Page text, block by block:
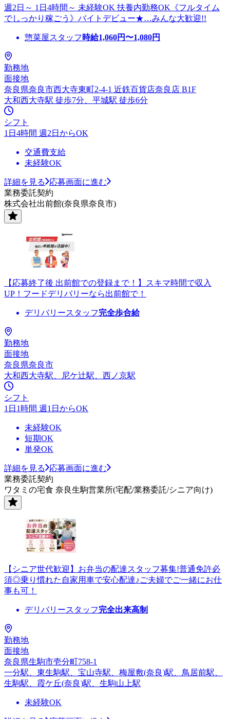
週2日～ 1日4時間～ 未経験OK 扶養内勤務OK《フルタイム
でしっかり稼ごう》バイトデビュー★…みんな大歓迎!!
惣菜屋スタッフ 時給1,060円〜1,080円
勤務地
面接地
奈良県奈良市西大寺東町2-4-1 近鉄百貨店奈良店 B1F
大和西大寺駅 徒歩7分、平城駅 徒歩6分
シフト
1日4時間 週2日からOK
交通費支給
未経験OK
詳細を見る
応募画面に進む
業務委託契約
株式会社出前館(奈良県奈良市)
【応募終了後 出前館での登録まで！】スキマ時間で収入
UP！フードデリバリーなら出前館で！
デリバリースタッフ完全歩合給
勤務地
面接地
奈良県奈良市
大和西大寺駅、尼ケ辻駅、西ノ京駅
シフト
1日1時間 週1日からOK
未経験OK
短期OK
単発OK
詳細を見る
応募画面に進む
業務委託契約
ワタミの宅食 奈良生駒営業所(宅配/業務委託/シニア向け)
【シニア世代歓迎】お弁当の配達スタッフ募集!普通免許必
須◎乗り慣れた自家用車で安心配達♪ご夫婦でご一緒にお仕
事も可！
デリバリースタッフ完全出来高制
勤務地
面接地
奈良県生駒市壱分町758-1
一分駅、東生駒駅、宝山寺駅、梅屋敷(奈良)駅、鳥居前駅、
生駒駅、霞ケ丘(奈良)駅、生駒山上駅
未経験OK